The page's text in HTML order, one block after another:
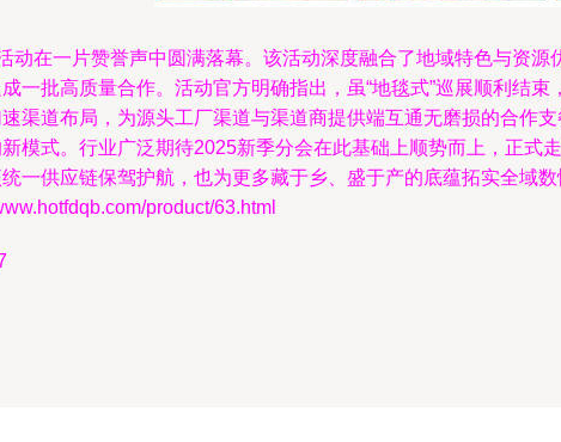
动在一片赞誉声中圆满落幕。该活动深度融合了地域特色与资
一批高质量合作。活动官方明确指出，虽“地毯式”巡展顺利结
渠道布局，为源头工厂渠道与渠道商提供端互通无磨损的合
模式。行业广泛期待2025新季分会在此基础上顺势而上，正
一供应链保驾护航，也为更多藏于乡、盛于产的底蕴拓实全域数
product/63.html